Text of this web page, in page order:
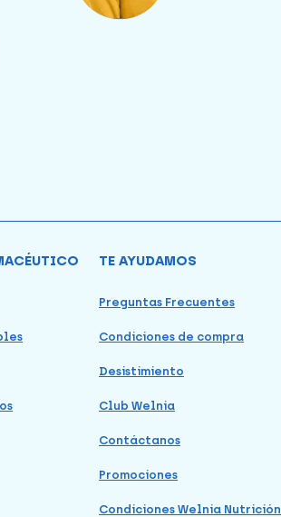
TE AYUDAMOS
Preguntas Frecuentes
Condiciones de compra
Desistimiento
Club Welnia
Contáctanos
Promociones
Condiciones Welnia Nutrición